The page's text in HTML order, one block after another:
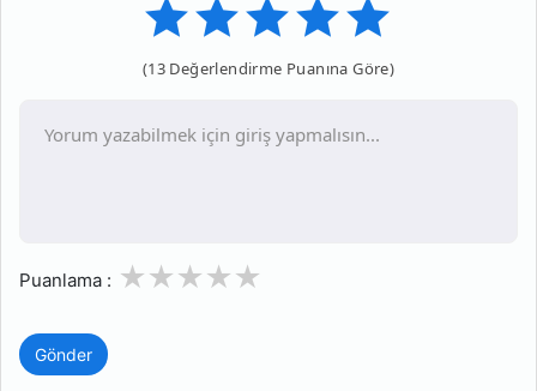
(13 Değerlendirme Puanına Göre)
Puanlama : 3
2
1
Gönder